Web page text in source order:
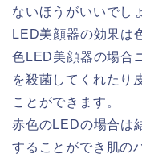
ないほうがいいでし
LED美顔器の効果は
色LED美顔器の場合
を殺菌してくれたり
ことができます。
赤色のLEDの場合は
することができ肌の